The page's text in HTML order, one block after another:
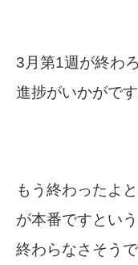
3月第1週が終わ
進捗がいかがで
もう終わったよ
が本番ですとい
終わらなさそう